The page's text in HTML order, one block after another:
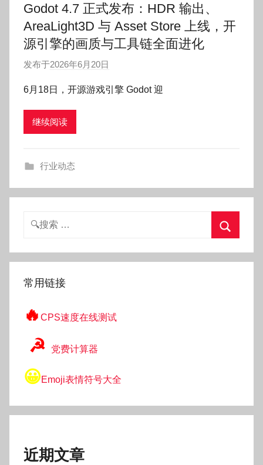
Godot 4.7 正式发布：HDR 输出、
AreaLight3D 与 Asset Store 上线，开
源引擎的画质与工具链全面进化
发布于2026年6月20日
:
o
6月18日，开源游戏引擎 Godot 迎
继续阅读
行业动态
搜
索
常用链接
🔥 CPS速度在线测试
☭ 党费计算器
😀Emoji表情符号大全
近期文章